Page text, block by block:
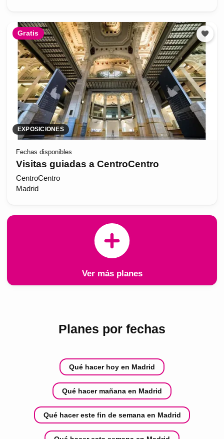
Gratis
EXPOSICIONES
Fechas disponibles
Visitas guiadas a CentroCentro
CentroCentro
Madrid
Ver más planes
Planes por fechas
Qué hacer hoy en Madrid
Qué hacer mañana en Madrid
Qué hacer este fin de semana en Madrid